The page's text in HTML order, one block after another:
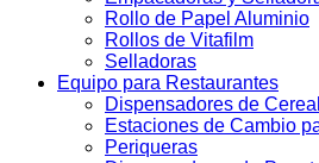
Rollo de Papel Aluminio
Rollos de Vitafilm
Selladoras
Equipo para Restaurantes
Dispensadores de
Estaciones de Cambio
Periqueras